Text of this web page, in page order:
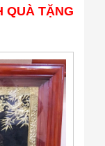
QUÀ TẶNG